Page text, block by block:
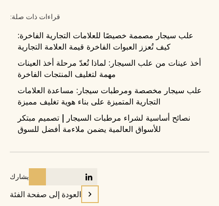
قراءات ذات صلة:
علب سيجار مصممة خصيصًا للعلامات التجارية الفاخرة:
كيف تُعزز العبوات الفاخرة قيمة العلامة التجارية
أخذ عينات من علب السيجار: لماذا تُعدّ مرحلة أخذ العينات
مهمة لتغليف المنتجات الفاخرة
علب سيجار مخصصة ومرطبات سيجار: مساعدة العلامات
التجارية المتميزة على بناء هوية تغليف مميزة
نصائح أساسية لشراء مرطبات السيجار | تصميم مبتكر
للأسواق العالمية يضمن ملاءمة أفضل للسوق
يشارك
العودة إلى صفحة الفئة